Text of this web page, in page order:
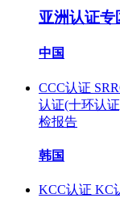
亚洲认证专
中国
CCC认证
认证(十环认
检报告
韩国
KCC认证 KC